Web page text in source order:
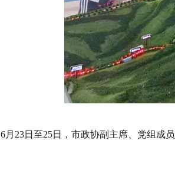
6月23日至25日，市政协副主席、党组成